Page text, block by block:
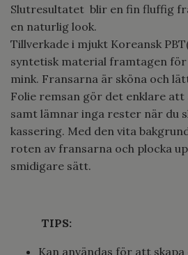
Slutresultatet blir en fin fluffig
en naturlig look.
Tillverkade i mjukt Koreansk
syntetisk material framtagen
mink. Fransarna är sköna och
Folie remsan gör det enklare att
samt lämnar inga rester när du
kassering. Med den vita
roten av fransarna och plocka
smidigare sätt.
TIPS:
Kan användas för att